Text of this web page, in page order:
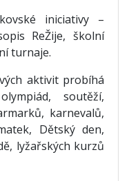
iniciativy –
ReŽije, školní
turnaje.
aktivit probíhá
soutěží,
karnevalů,
Dětský den,
lyžařských kurzů